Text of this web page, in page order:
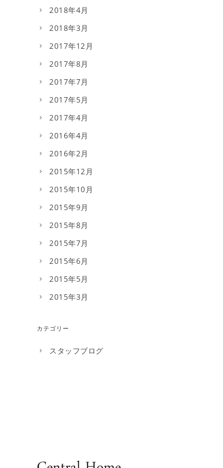
2018年4月
2018年3月
2017年12月
2017年8月
2017年7月
2017年5月
2017年4月
2016年4月
2016年2月
2015年12月
2015年10月
2015年9月
2015年8月
2015年7月
2015年6月
2015年5月
2015年3月
カテゴリー
スタッフブログ